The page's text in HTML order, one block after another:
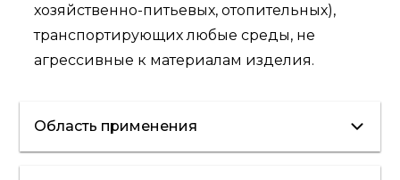
хозяйственно-питьевых, отопительных),
транспортирующих любые среды, не
агрессивные к материалам изделия.
Область применения